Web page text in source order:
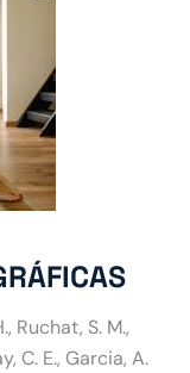
Ruchat, S. M.,
C. E., Garcia, A.